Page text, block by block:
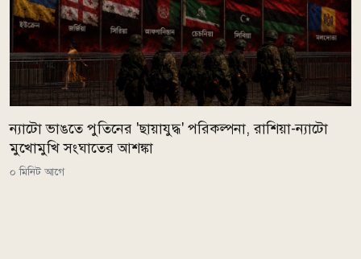
ন্যাটো ভাঙতে পুতিনের 'ছায়াযুদ্ধ' পরিকল্পনা, রাশিয়া-ন্যাটো
মুখোমুখি সংঘাতের আশঙ্কা
০ মিনিট আগে